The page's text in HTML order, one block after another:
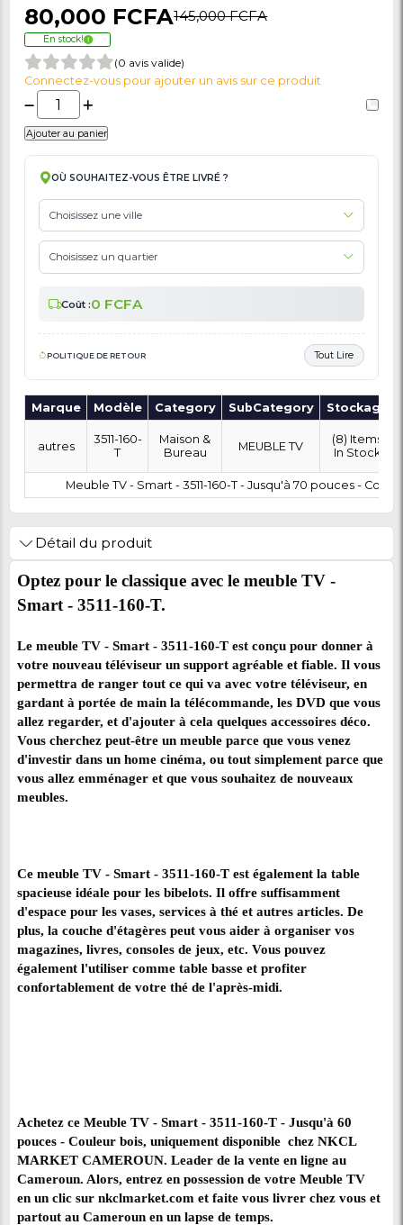
🚩 Signaler Des Informations Incorrectes Liées Au Produit
Meuble TV - Smart - 3511-160-T - Jusqu'à
Pouces - Couleur Bois
80,000 FCFA
(0 avis valide)
Connectez-vous pour ajouter un avis sur ce produit
OÙ SOUHAITEZ-VOUS ÊTRE LIVRÉ ?
Coût :0 FCFA
POLITIQUE DE RETOUR
Marque Modèle Category SubCategory
autres
3511-160-
T
Maison &
Bureau
MEUBLE TV
Détail du produit
Optez pour le classique avec le meuble
Smart - 3511-160-T.
Vous cherchez peut-être un meuble parce que vous
d'investir dans un home cinéma, ou tout
vous allez emménager et que vous souhaitez de
meubles.